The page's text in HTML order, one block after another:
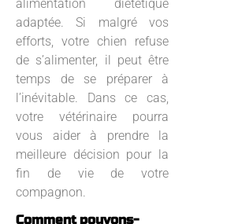
alimentation diététique
adaptée. Si malgré vos
efforts, votre chien refuse
de s’alimenter, il peut être
temps de se préparer à
l’inévitable. Dans ce cas,
votre vétérinaire pourra
vous aider à prendre la
meilleure décision pour la
fin de vie de votre
compagnon.
Comment pouvons-